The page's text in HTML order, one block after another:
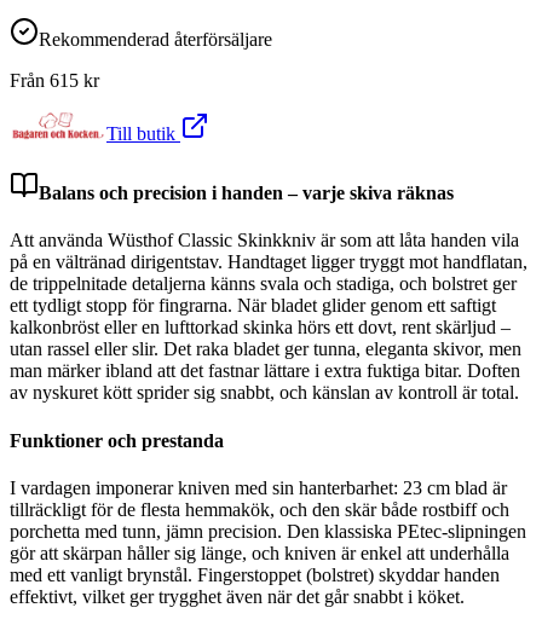
Rekommenderad återförsäljare
Från 615 kr
Till butik
Balans och precision i handen – varje skiva räknas
Att använda Wüsthof Classic Skinkkniv är som att låta handen vila
på en vältränad dirigentstav. Handtaget ligger tryggt mot handflatan,
de trippelnitade detaljerna känns svala och stadiga, och bolstret ger
ett tydligt stopp för fingrarna. När bladet glider genom ett saftigt
kalkonbröst eller en lufttorkad skinka hörs ett dovt, rent skärljud –
utan rassel eller slir. Det raka bladet ger tunna, eleganta skivor, men
man märker ibland att det fastnar lättare i extra fuktiga bitar. Doften
av nyskuret kött sprider sig snabbt, och känslan av kontroll är total.
Funktioner och prestanda
I vardagen imponerar kniven med sin hanterbarhet: 23 cm blad är
tillräckligt för de flesta hemmakök, och den skär både rostbiff och
porchetta med tunn, jämn precision. Den klassiska PEtec-slipningen
gör att skärpan håller sig länge, och kniven är enkel att underhålla
med ett vanligt brynstål. Fingerstoppet (bolstret) skyddar handen
effektivt, vilket ger trygghet även när det går snabbt i köket.